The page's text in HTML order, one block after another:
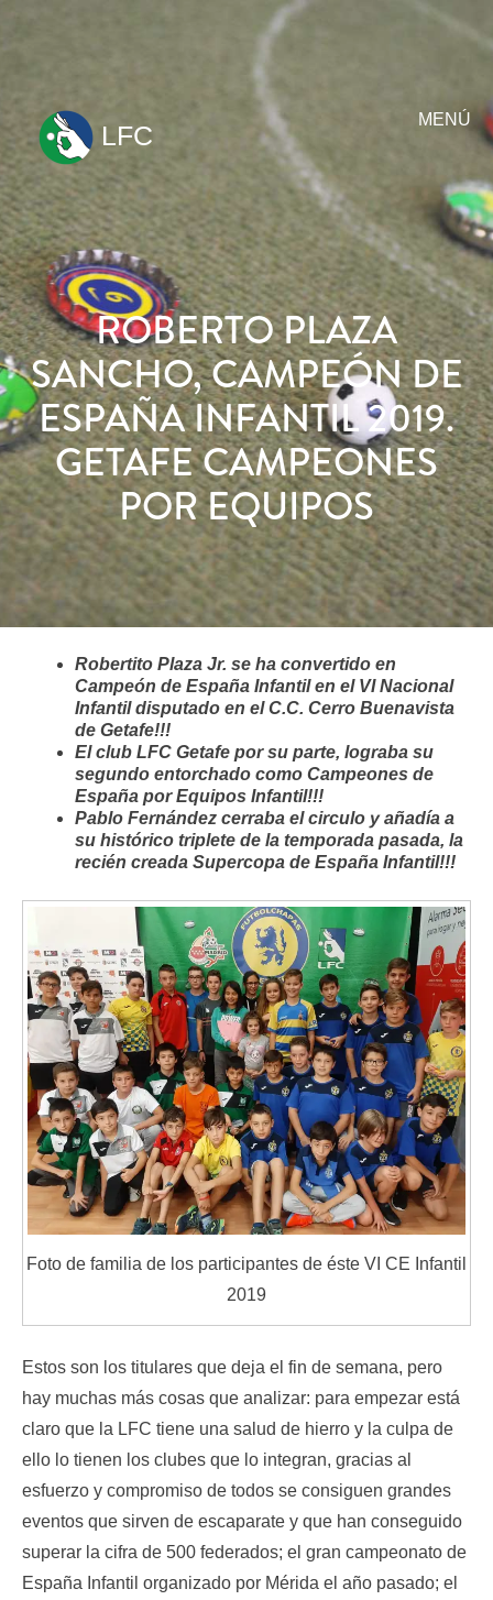
MENÚ
ir
al
contenido
LFC
ROBERTO PLAZA
SANCHO, CAMPEÓN DE
ESPAÑA INFANTIL 2019.
GETAFE CAMPEONES
POR EQUIPOS
Robertito Plaza Jr. se ha convertido en
Campeón de España Infantil en el VI Nacional
Infantil disputado en el C.C. Cerro Buenavista
de Getafe!!!
El club LFC Getafe por su parte, lograba su
segundo entorchado como Campeones de
España por Equipos Infantil!!!
Pablo Fernández cerraba el circulo y añadía a
su histórico triplete de la temporada pasada, la
recién creada Supercopa de España Infantil!!!
Foto de familia de los participantes de éste VI CE Infantil
2019
Estos son los titulares que deja el fin de semana, pero
hay muchas más cosas que analizar: para empezar está
claro que la LFC tiene una salud de hierro y la culpa de
ello lo tienen los clubes que lo integran, gracias al
esfuerzo y compromiso de todos se consiguen grandes
eventos que sirven de escaparate y que han conseguido
superar la cifra de 500 federados; el gran campeonato de
España Infantil organizado por Mérida el año pasado; el